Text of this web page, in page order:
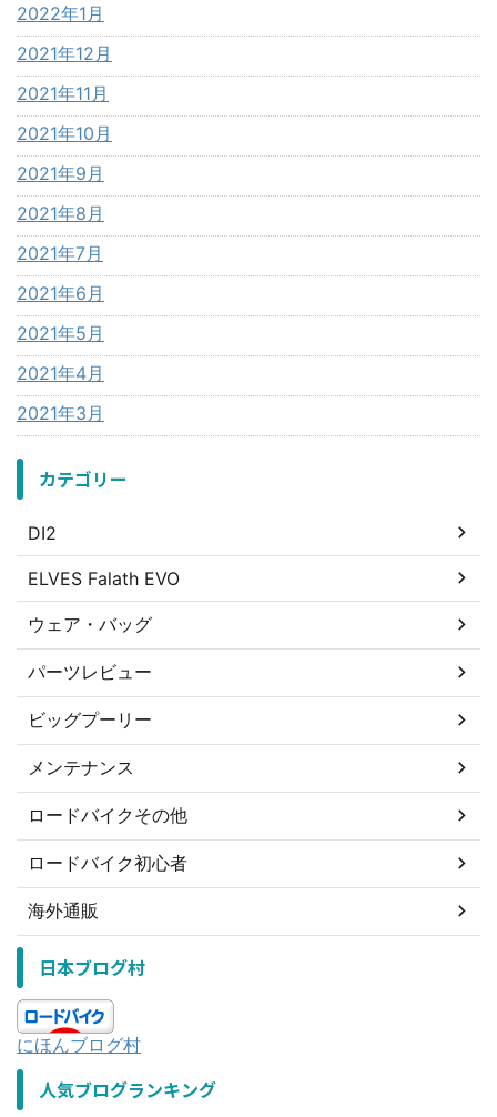
2022年1月
2021年12月
2021年11月
2021年10月
2021年9月
2021年8月
2021年7月
2021年6月
2021年5月
2021年4月
2021年3月
カテゴリー
DI2
ELVES Falath EVO
ウェア・バッグ
パーツレビュー
ビッグプーリー
メンテナンス
ロードバイクその他
ロードバイク初心者
海外通販
日本ブログ村
にほんブログ村
人気ブログランキング